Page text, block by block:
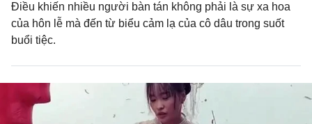
Điều khiến nhiều người bàn tán không phải là sự xa hoa
của hôn lễ mà đến từ biểu cảm lạ của cô dâu trong suốt
buổi tiệc.